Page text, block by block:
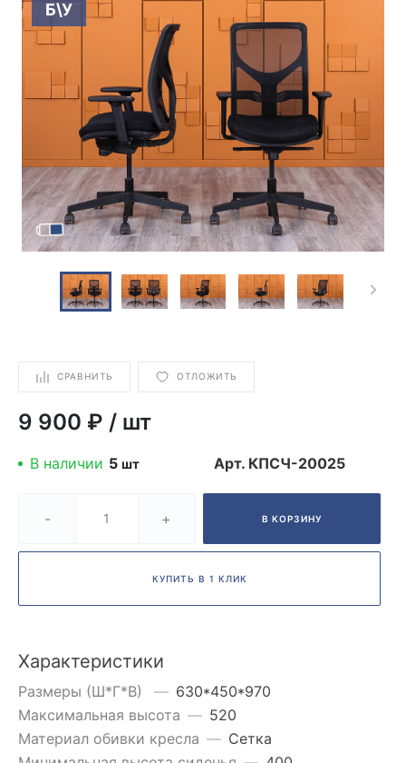
Б\У
СРАВНИТЬ ОТЛОЖИТЬ
9 900 ₽ / шт
В наличии 5 шт Арт. КПСЧ-20025
- + В КОРЗИНУ
КУПИТЬ В 1 КЛИК
Характеристики
Размеры (Ш*Г*В) — 630*450*970
Максимальная высота — 520
Материал обивки кресла — Сетка